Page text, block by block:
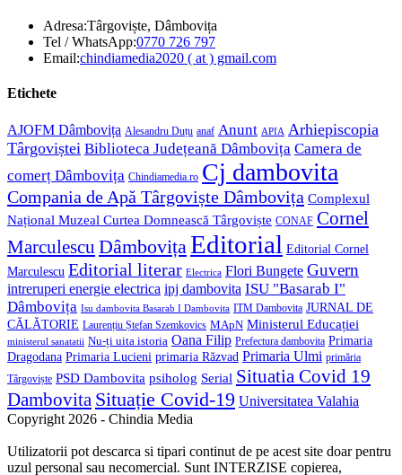
Adresa:Târgoviște, Dâmbovița
Tel / WhatsApp:0770 726 797Opens
in
Email:chindiamedia2020 ( at ) gmail.comOpens
Etichete
AJOFM Dâmbovița Alesandru Duțu anaf Anunt APIA Arhiepiscopia
Târgoviștei Biblioteca Județeană Dâmbovița Camera de
comerț Dâmbovița Chindiamedia.ro Cj dambovita
Compania de Apă Târgoviște Dâmbovița Complexul
Național Muzeal Curtea Domnească Târgoviște CONAF Cornel
Marculescu DâmbovițaEditorial Editorial Cornel
Marculescu Editorial literar Electrica Flori Bungete Guvern
intreruperi energie electrica ipj dambovita ISU "Basarab I"
Dâmbovița Isu dambovita Basarab I Dambovita ITM Dambovita JURNAL DE
CĂLĂTORIE Laurențiu Ștefan Szemkovics MApN Ministerul Educației
ministerul sanatatii Nu-ți uita istoria Oana Filip Prefectura dambovita Primaria
Dragodana Primaria Lucieni primaria Răzvad Primaria Ulmi primăria
Târgoviște PSD Dambovita psiholog Serial Situatia Covid 19
Dambovita Situație Covid-19 Universitatea Valahia
Copyright 2026 - Chindia Media
Utilizatorii pot descarca si tipari continut de pe acest site doar pentru
uzul personal sau necomercial. Sunt INTERZISE copierea,